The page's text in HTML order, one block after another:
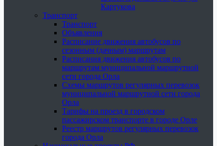
Картукова
Транспорт
Транспорт
Объявления
Расписание движения автобусов по
сезонным (дачным) маршрутам
Расписания движения автобусов по
маршрутам муниципальной маршрутной
сети города Орла
Схемы маршрутов регулярных перевозок
муниципальной маршрутной сети города
Орла
Тарифы на проезд в городском
пассажирском транспорте в городе Орле
Реестр маршрутов регулярных перевозок
города Орла